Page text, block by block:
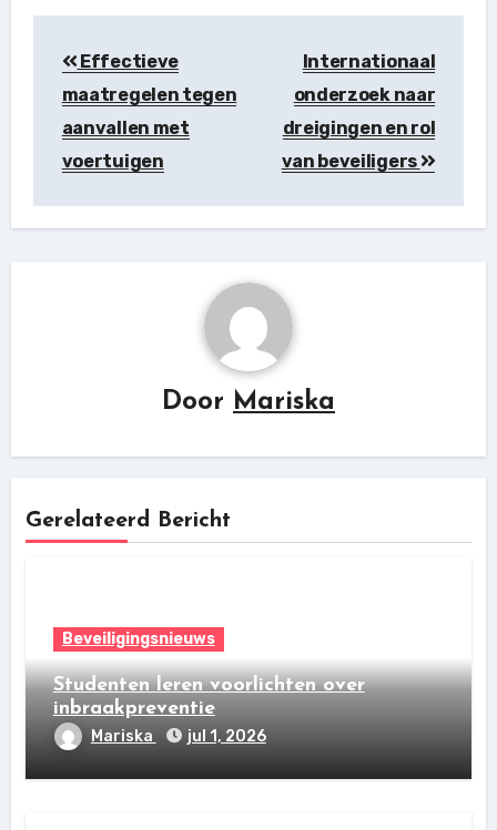
Effectieve
maatregelen tegen
aanvallen met
voertuigen
Internationaal
onderzoek naar
dreigingen en rol
van beveiligers
Door Mariska
Gerelateerd Bericht
Beveiligingsnieuws
Studenten leren voorlichten over
inbraakpreventie
Mariska jul 1, 2026